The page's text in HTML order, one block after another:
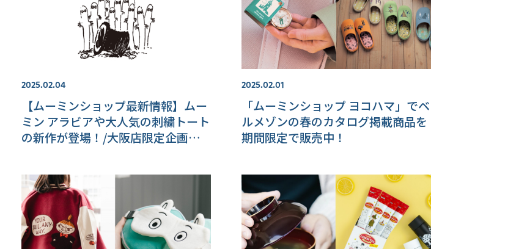
2025.02.04
【ムーミンショップ最新情報】ムー
ミン アラビアや大人気の刺繍トート
の新作が登場！/大阪店限定企画や
2025.02.01
「ムーミンショップ ヨコハマ」でベ
ルメゾンの春のカタログ掲載商品を
期間限定で販売中！